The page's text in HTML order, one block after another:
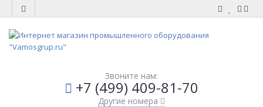
Звоните нам:
+7 (499) 409-81-70
Другие номера